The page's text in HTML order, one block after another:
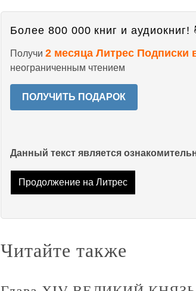
Более 800 000 книг и аудиокниг!
Получи 2 месяца Литрес Подписки
неограниченным чтением
ПОЛУЧИТЬ ПОДАРОК
Данный текст является
Продолжение на Литрес
Читайте также